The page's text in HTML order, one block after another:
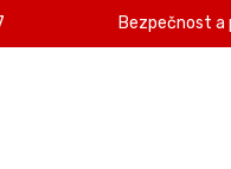
Bezpečnost a